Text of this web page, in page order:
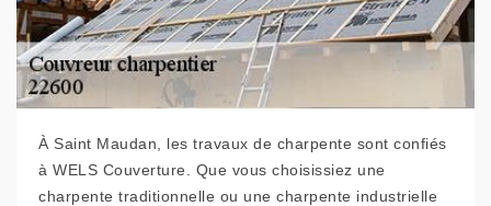
À Saint Maudan, les travaux de charpente sont confiés
à WELS Couverture. Que vous choisissiez une
charpente traditionnelle ou une charpente industrielle